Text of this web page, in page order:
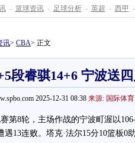
- 篮球资讯 - 足球分析 - 英超 - 西甲 -
讯> CBA> 正文
段睿骐14+6 宁波送
2025-12-31 08:38 来源: 国际体育
8轮，主场作战的宁波町渥以
13连败。塔克·法尔15分10篮板0